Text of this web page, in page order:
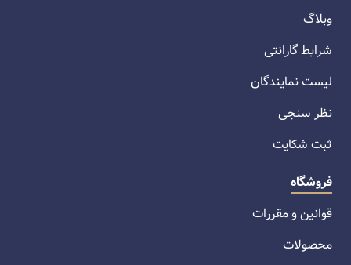
وبلاگ
شرایط گارانتی
لیست نمایندگان
نظر سنجی
ثبت شکایت
فروشگاه
قوانین و مقررات
محصولات